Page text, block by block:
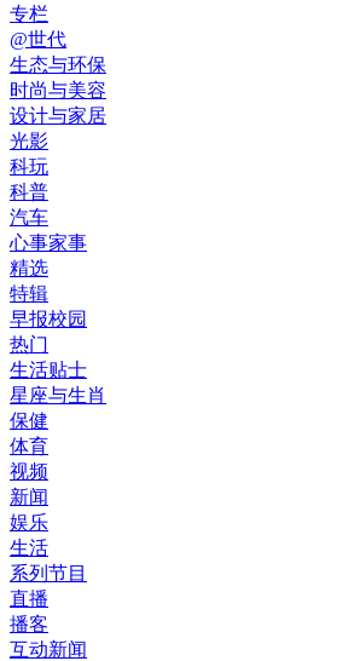
专栏
@世代
生态与环保
时尚与美容
设计与家居
光影
科玩
科普
汽车
心事家事
精选
特辑
早报校园
热门
生活贴士
星座与生肖
保健
体育
视频
新闻
娱乐
生活
系列节目
直播
播客
互动新闻